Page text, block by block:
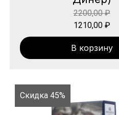
2200,00₽
1210,00 ₽
В корзину
Скидка 45%